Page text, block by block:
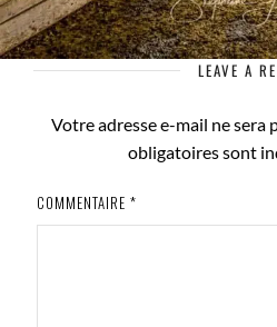
LEAVE A
Votre adresse e-mail ne sera
obligatoires sont
COMMENTAIRE *